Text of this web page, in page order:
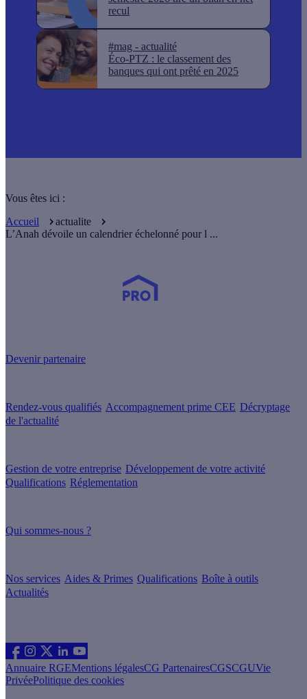
recul
#mag - actualité
Éco-PTZ : le classement des
banques qui ont prêté en 2025
Vous êtes ici :
Accueil
actualite
L’Anah dévoile un calendrier échelonné pour l ...
Devenir partenaire
Rendez-vous qualifiés Accompagnement prime CEE Décryptage
de l'actualité
Gestion de votre entreprise Développement de votre activité
Qualifications Réglementation
Qui sommes-nous ?
Nos services Aides & Primes Qualifications Boîte à outils
Actualités
Annuaire RGEMentions légalesCG PartenairesCGSCGUVie
PrivéePolitique des cookies